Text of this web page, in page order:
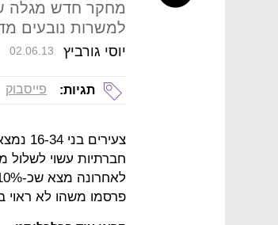
למשרות נובעים
יוסי גורביץ 02.06.13
תגיות: פייסבוק
חברתיות עשוי
פרסמו משהו לא ראוי